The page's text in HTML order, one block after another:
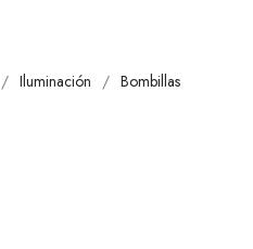
Iluminación
Bombillas